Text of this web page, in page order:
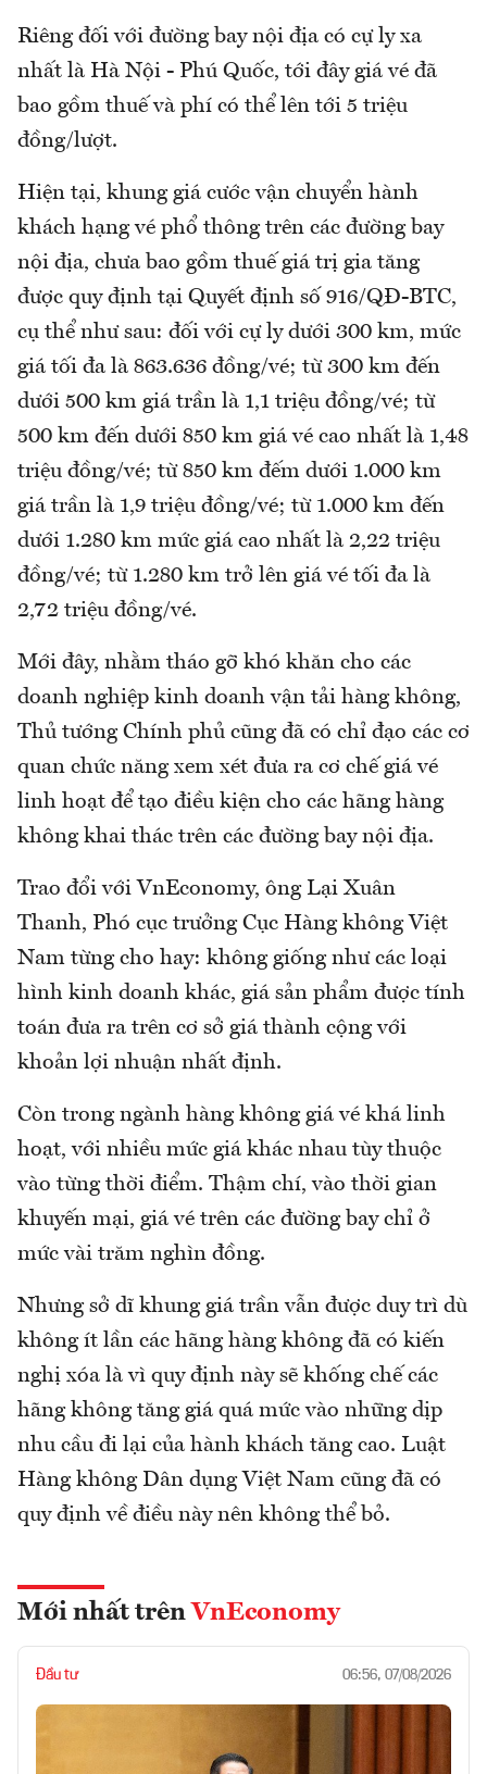
Riêng đối với đường bay nội địa có cự ly xa
nhất là Hà Nội - Phú Quốc, tới đây giá vé đã
bao gồm thuế và phí có thể lên tới 5 triệu
đồng/lượt.
Hiện tại, khung giá cước vận chuyển hành
khách hạng vé phổ thông trên các đường bay
nội địa, chưa bao gồm thuế giá trị gia tăng
được quy định tại Quyết định số 916/QĐ-BTC,
cụ thể như sau: đối với cự ly dưới 300 km, mức
giá tối đa là 863.636 đồng/vé; từ 300 km đến
dưới 500 km giá trần là 1,1 triệu đồng/vé; từ
500 km đến dưới 850 km giá vé cao nhất là 1,48
triệu đồng/vé; từ 850 km đếm dưới 1.000 km
giá trần là 1,9 triệu đồng/vé; từ 1.000 km đến
dưới 1.280 km mức giá cao nhất là 2,22 triệu
đồng/vé; từ 1.280 km trở lên giá vé tối đa là
2,72 triệu đồng/vé.
Mới đây, nhằm tháo gỡ khó khăn cho các
doanh nghiệp kinh doanh vận tải hàng không,
Thủ tướng Chính phủ cũng đã có chỉ đạo các cơ
quan chức năng xem xét đưa ra cơ chế giá vé
linh hoạt để tạo điều kiện cho các hãng hàng
không khai thác trên các đường bay nội địa.
Trao đổi với VnEconomy, ông Lại Xuân
Thanh, Phó cục trưởng Cục Hàng không Việt
Nam từng cho hay: không giống như các loại
hình kinh doanh khác, giá sản phẩm được tính
toán đưa ra trên cơ sở giá thành cộng với
khoản lợi nhuận nhất định.
Còn trong ngành hàng không giá vé khá linh
hoạt, với nhiều mức giá khác nhau tùy thuộc
vào từng thời điểm. Thậm chí, vào thời gian
khuyến mại, giá vé trên các đường bay chỉ ở
mức vài trăm nghìn đồng.
Nhưng sở dĩ khung giá trần vẫn được duy trì dù
không ít lần các hãng hàng không đã có kiến
nghị xóa là vì quy định này sẽ khống chế các
hãng không tăng giá quá mức vào những dịp
nhu cầu đi lại của hành khách tăng cao. Luật
Hàng không Dân dụng Việt Nam cũng đã có
quy định về điều này nên không thể bỏ.
Mới nhất trên VnEconomy
Đầu tư 06:56, 07/08/2026